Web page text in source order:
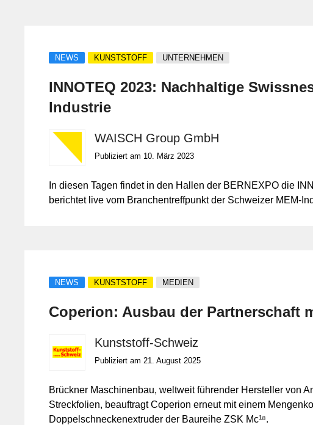
NEWS KUNSTSTOFF UNTERNEHMEN
INNOTEQ 2023: Nachhaltige
Industrie
WAISCH Group GmbH
Publiziert am 10. März 2023
In diesen Tagen findet in den Hallen der BERNEXPO die
berichtet live vom Branchentreffpunkt der Schweizer MEM-
NEWS KUNSTSTOFF MEDIEN
Coperion: Ausbau der Partnerschaft
Kunststoff-Schweiz
Publiziert am 21. August 2025
Brückner Maschinenbau, weltweit führender Hersteller von
Streckfolien, beauftragt Coperion erneut mit einem
Doppelschneckenextruder der Baureihe ZSK Mc¹⁸.